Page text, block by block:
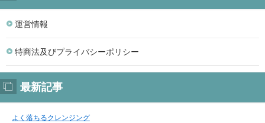
運営情報
特商法及びプライバシーポリシー
最新記事
よく落ちるクレンジング